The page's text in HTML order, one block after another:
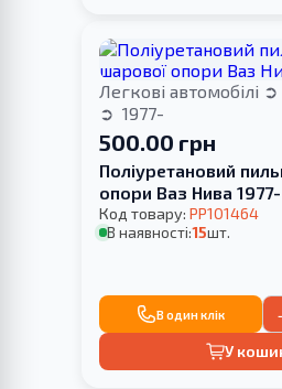
Легкові автомобілі
1977-
500.00 грн
Поліуретановий
опори Ваз Нива 1977-
Код товару: PP101464
В наявності:15шт.
В один клік
У